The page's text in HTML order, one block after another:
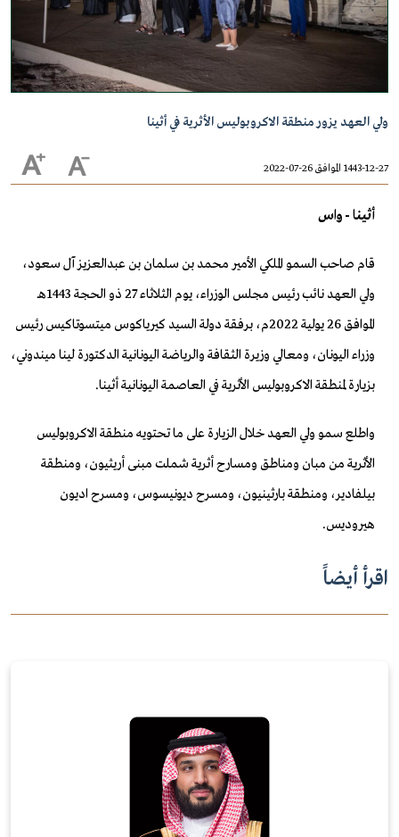
ولي العهد يزور منطقة الاكروبوليس الأثرية في أثينا
1443-12-27 الموافق 26-07-2022
أثينا - واس
قام صاحب السمو الملكي الأمير محمد بن سلمان بن عبدالعزيز آل سعود،
ولي العهد نائب رئيس مجلس الوزراء، يوم الثلاثاء 27 ذو الحجة 1443هـ
الموافق 26 يولية 2022م، برفقة دولة السيد كيرياكوس ميتسوتاكيس رئيس
وزراء اليونان، ومعالي وزيرة الثقافة والرياضة اليونانية الدكتورة لينا ميندوني،
بزيارة لمنطقة الاكروبوليس الأثرية في العاصمة اليونانية أثينا.
واطلع سمو ولي العهد خلال الزيارة على ما تحتويه منطقة الاكروبوليس
الأثرية من مبان ومناطق ومسارح أثرية شملت مبنى أريثيون، ومنطقة
بيلفادير، ومنطقة بارثينيون، ومسرح ديونيسوس، ومسرح اديون
هيروديس.
اقرأ أيضاً